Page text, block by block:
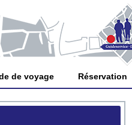
de voyage Réservation